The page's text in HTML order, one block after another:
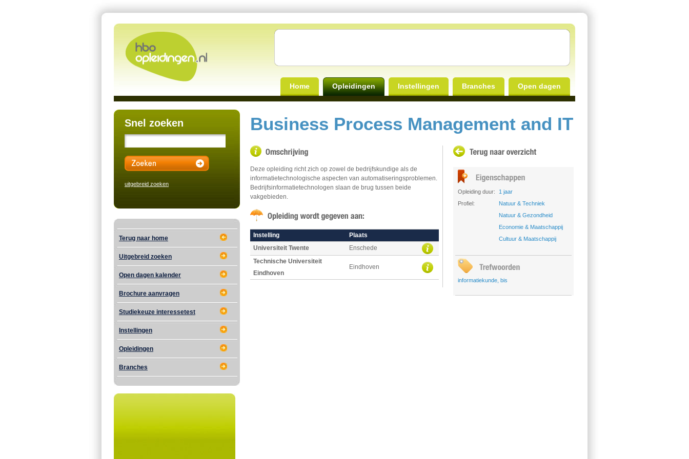
Home Opleidingen Instellingen Branches Open dagen
Snel zoeken
uitgebreid zoeken
Terug naar home
Uitgebreid zoeken
Open dagen kalender
Brochure aanvragen
Studiekeuze interessetest
Instellingen
Opleidingen
Branches
Business Process Management and IT
Deze opleiding richt zich op zowel de bedrijfskundige als de
informatietechnologische aspecten van automatiseringsproblemen.
Bedrijfsinformatietechnologen slaan de brug tussen beide
vakgebieden.
Instelling
Plaats
Universiteit Twente
Enschede
Technische Universiteit
Eindhoven
Eindhoven
Opleiding duur:
1 jaar
Profiel:
Natuur & Techniek
Natuur & Gezondheid
Economie & Maatschappij
Cultuur & Maatschappij
informatiekunde bis